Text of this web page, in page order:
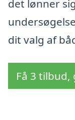
det lønner
dit valg af
Få 3